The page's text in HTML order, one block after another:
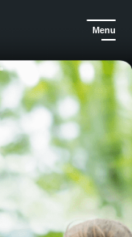
Menu
Naturaufenthalt in Amnéville